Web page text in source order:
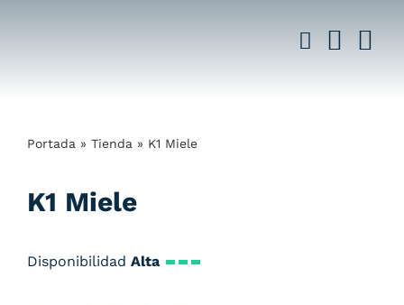
Portada » Tienda » K1 Miele
K1 Miele
Disponibilidad Alta